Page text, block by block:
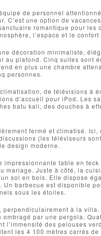
de personnel
C’est une option de
romantique pour les
l’espace et le
décoration minimaliste,
plafond. Cinq suites sont
en plus une chambre
personnes.
de télévisions à
d’accueil pour iPod. Les
batu kali, des douches à
fermé et climatisé.
(les téléviseurs
design moderne.
table en
Juste à côté, la
sol en bois. Elle dispose
barbecue est disponible
sous les étoiles.
à la
par une pergola.
des pelouses
les 4 100 mètres carrés